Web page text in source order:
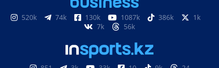
520k 74k 130k 1087k 386k
1k
7k
56k